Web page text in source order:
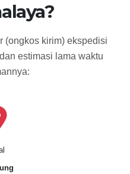
(ongkos kirim) ekspedisi
estimasi lama waktu